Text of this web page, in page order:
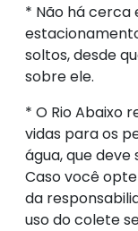
* Não há cerca
soltos, desde
sobre ele.
* O Rio Abaixo
vidas para os
água, que
Caso você
da
uso do colete